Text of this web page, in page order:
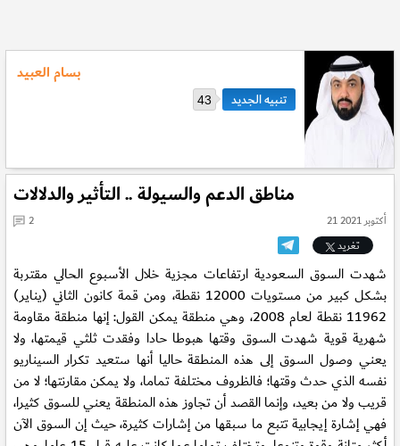
بسام العبيد
43
مناطق الدعم والسيولة .. التأثير والدلالات
21 أكتوبر 2021
2
تغريد
شهدت السوق السعودية ارتفاعات مجزية خلال الأسبوع الحالي مقتربة
بشكل كبير من مستويات 12000 نقطة، ومن قمة كانون الثاني (يناير)
11962 نقطة لعام 2008، وهي منطقة يمكن القول: إنها منطقة مقاومة
شهرية قوية شهدت السوق وقتها هبوطا حادا وفقدت ثلثي قيمتها، ولا
يعني وصول السوق إلى هذه المنطقة حاليا أنها ستعيد تكرار السيناريو
نفسه الذي حدث وقتها؛ فالظروف مختلفة تماما، ولا يمكن مقارنتها؛ لا من
قريب ولا من بعيد، وإنما القصد أن تجاوز هذه المنطقة يعني للسوق كثيرا،
فهي إشارة إيجابية تتبع ما سبقها من إشارات كثيرة، حيث إن السوق الآن